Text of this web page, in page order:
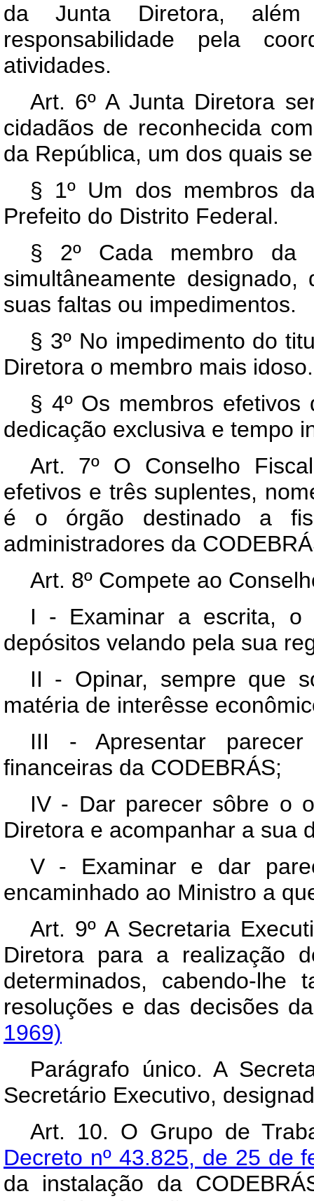
da Junta Diretora,
responsabilidade pela
atividades.
Art. 6º A Junta Diretora
cidadãos de reconhecida
da República, um dos quais
§ 1º Um dos membros
Prefeito do Distrito Federal.
§ 2º Cada membro da
simultâneamente
suas faltas ou impedimentos.
§ 3º No impedimento do
Diretora o membro mais idoso.
§ 4º Os membros
dedicação exclusiva e tempo
Art. 7º O Conselho
efetivos e três suplentes,
é o órgão destinado a
administradores da
Art. 8º Compete ao
I - Examinar a escrita,
depósitos velando pela sua
II - Opinar, sempre que
matéria de interêsse
III - Apresentar
financeiras da CODEBRÁS;
IV - Dar parecer sôbre o
Diretora e acompanhar a sua
V - Examinar e dar
encaminhado ao Ministro a
Art. 9º A Secretaria
Diretora para a realização
determinados, cabendo-lhe
resoluções e das decisões
1969)
Parágrafo único. A
Secretário Executivo,
Art. 10. O Grupo de
Decreto nº 43.825, de 25 de
da instalação da